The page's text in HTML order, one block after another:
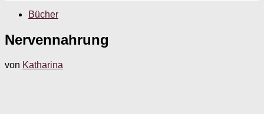
Bücher
Nervennahrung
von Katharina